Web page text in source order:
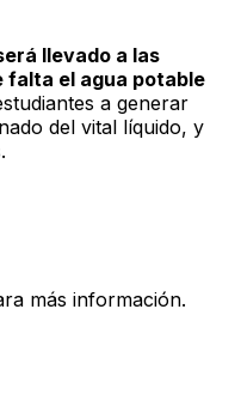
llevado a las
falta el agua potable
a generar
del vital líquido, y
más información.